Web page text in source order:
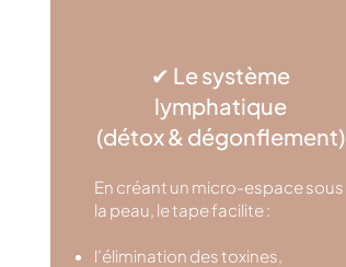
✔ Le système
lymphatique
(détox & dégonflement)
En créant un micro-espace sous
la peau, le tape facilite :
l’élimination des toxines,